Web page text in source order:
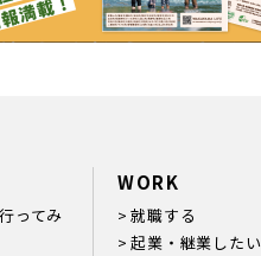
ってみ
WORK
就職する
起業・継業したい